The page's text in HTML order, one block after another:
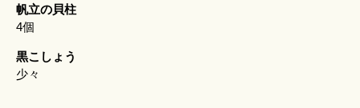
帆立の貝柱
4個
黒こしょう
少々